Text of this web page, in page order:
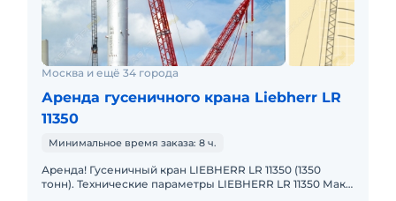
Москва и ещё 34 города
Аренда гусеничного крана Liebherr LR
11350
Минимальное время заказа: 8 ч.
Аренда! Гусеничный кран LIEBHERR LR 11350 (1350
тонн). Технические параметры LIEBHERR LR 11350 Макс.